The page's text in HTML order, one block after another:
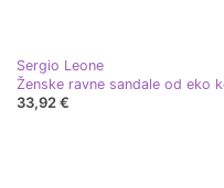
Sergio Leone
Ženske ravne sandale od eko
33,92 €